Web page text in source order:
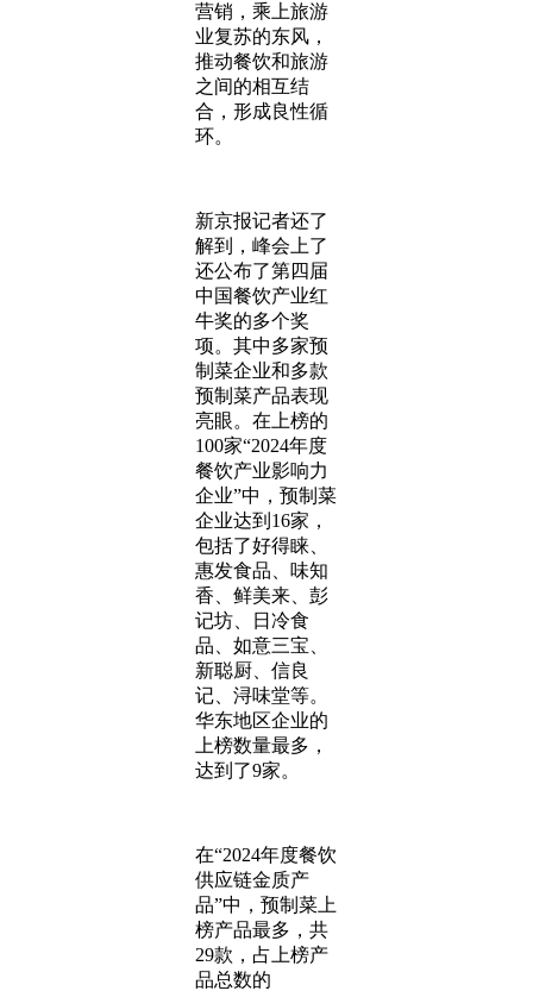
营销，乘上旅游
业复苏的东风，
推动餐饮和旅游
之间的相互结
合，形成良性循
环。
新京报记者还了
解到，峰会上了
还公布了第四届
中国餐饮产业红
牛奖的多个奖
项。其中多家预
制菜企业和多款
预制菜产品表现
亮眼。在上榜的
100家“2024年度
餐饮产业影响力
企业”中，预制菜
企业达到16家，
包括了好得睐、
惠发食品、味知
香、鲜美来、彭
记坊、日冷食
品、如意三宝、
新聪厨、信良
记、浔味堂等。
华东地区企业的
上榜数量最多，
达到了9家。
在“2024年度餐饮
供应链金质产
品”中，预制菜上
榜产品最多，共
29款，占上榜产
品总数的